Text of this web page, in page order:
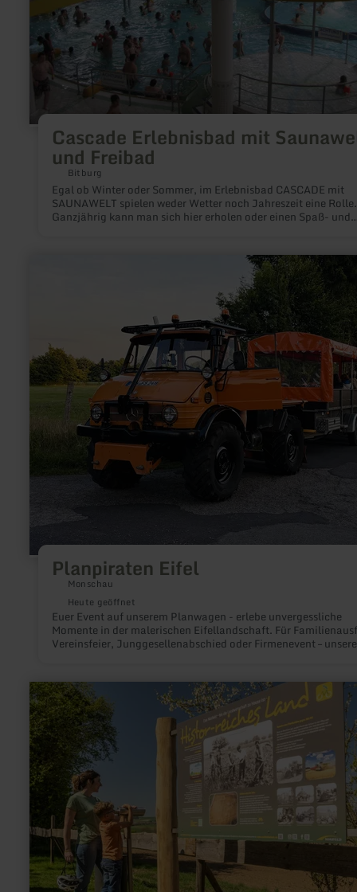
Cascade Erlebnisbad mit
und Freibad
Bitburg
Egal ob Winter oder Sommer, im Erlebnisbad CASCADE mit
SAUNAWELT spielen weder Wetter noch Jahreszeit eine Rolle.
Ganzjährig kann man sich hier erholen oder einen Spaß- und
Planpiraten Eifel
Monschau
Heute geöffnet
Euer Event auf unserem Planwagen - erlebe unvergessliche
Momente in der malerischen Eifellandschaft. Für
Vereinsfeier, Junggesellenabschied oder Firmenevent – unsere
mehr
erfahren
zu:
Geschichte
der
Landwirtschaft
-
Erlebnisstation
am
Maifeldradweg